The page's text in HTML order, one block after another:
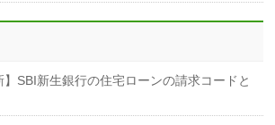
】SBI新生銀行の住宅ローンの請求コードと